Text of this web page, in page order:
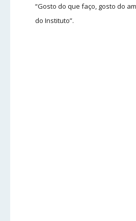
“Gosto do que faço, gosto do
do Instituto”.